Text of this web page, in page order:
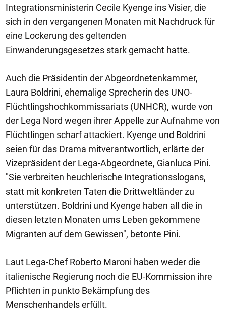
Integrationsministerin Cecile Kyenge ins Visier, die
sich in den vergangenen Monaten mit Nachdruck für
eine Lockerung des geltenden
Einwanderungsgesetzes stark gemacht hatte.
Auch die Präsidentin der Abgeordnetenkammer,
Laura Boldrini, ehemalige Sprecherin des UNO-
Flüchtlingshochkommissariats (UNHCR), wurde von
der Lega Nord wegen ihrer Appelle zur Aufnahme von
Flüchtlingen scharf attackiert. Kyenge und Boldrini
seien für das Drama mitverantwortlich, erlärte der
Vizepräsident der Lega-Abgeordnete, Gianluca Pini.
"Sie verbreiten heuchlerische Integrationsslogans,
statt mit konkreten Taten die Drittweltländer zu
unterstützen. Boldrini und Kyenge haben all die in
diesen letzten Monaten ums Leben gekommene
Migranten auf dem Gewissen", betonte Pini.
Laut Lega-Chef Roberto Maroni haben weder die
italienische Regierung noch die EU-Kommission ihre
Pflichten in punkto Bekämpfung des
Menschenhandels erfüllt.